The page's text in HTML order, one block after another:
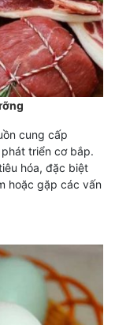
cung cấp
triển cơ bắp.
hóa, đặc biệt
hoặc gặp các vấn